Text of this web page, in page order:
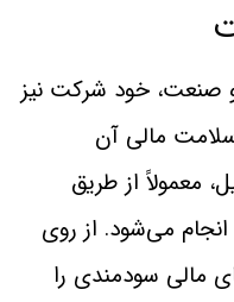
صنعت، خود شركت نيز
مالی آن
معمولاً از طريق
می‌شود. از روی
مالی سودمندی را